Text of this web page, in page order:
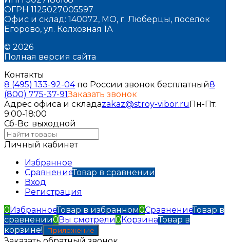
ОГРН 1125027005597
Офис и склад: 140072, МО, г. Люберцы, поселок
Егорово, ул. Колхозная 1А
© 2026
Полная версия сайта
Контакты
8 (495) 133-92-04по России звонок бесплатный8
(800) 775-37-91Заказать звонок
Адрес офиса и складаzakaz@stroy-vibor.ru Пн-Пт:
9:00-18:00
Сб-Вс: выходной
Личный кабинет
Избранное
СравнениеТовар в сравнении
Вход
Регистрация
0 ИзбранноеТовар в избранном0СравнениеТовар в
сравнении0 Вы смотрели0 КорзинаТовар в
корзине!
Приложение